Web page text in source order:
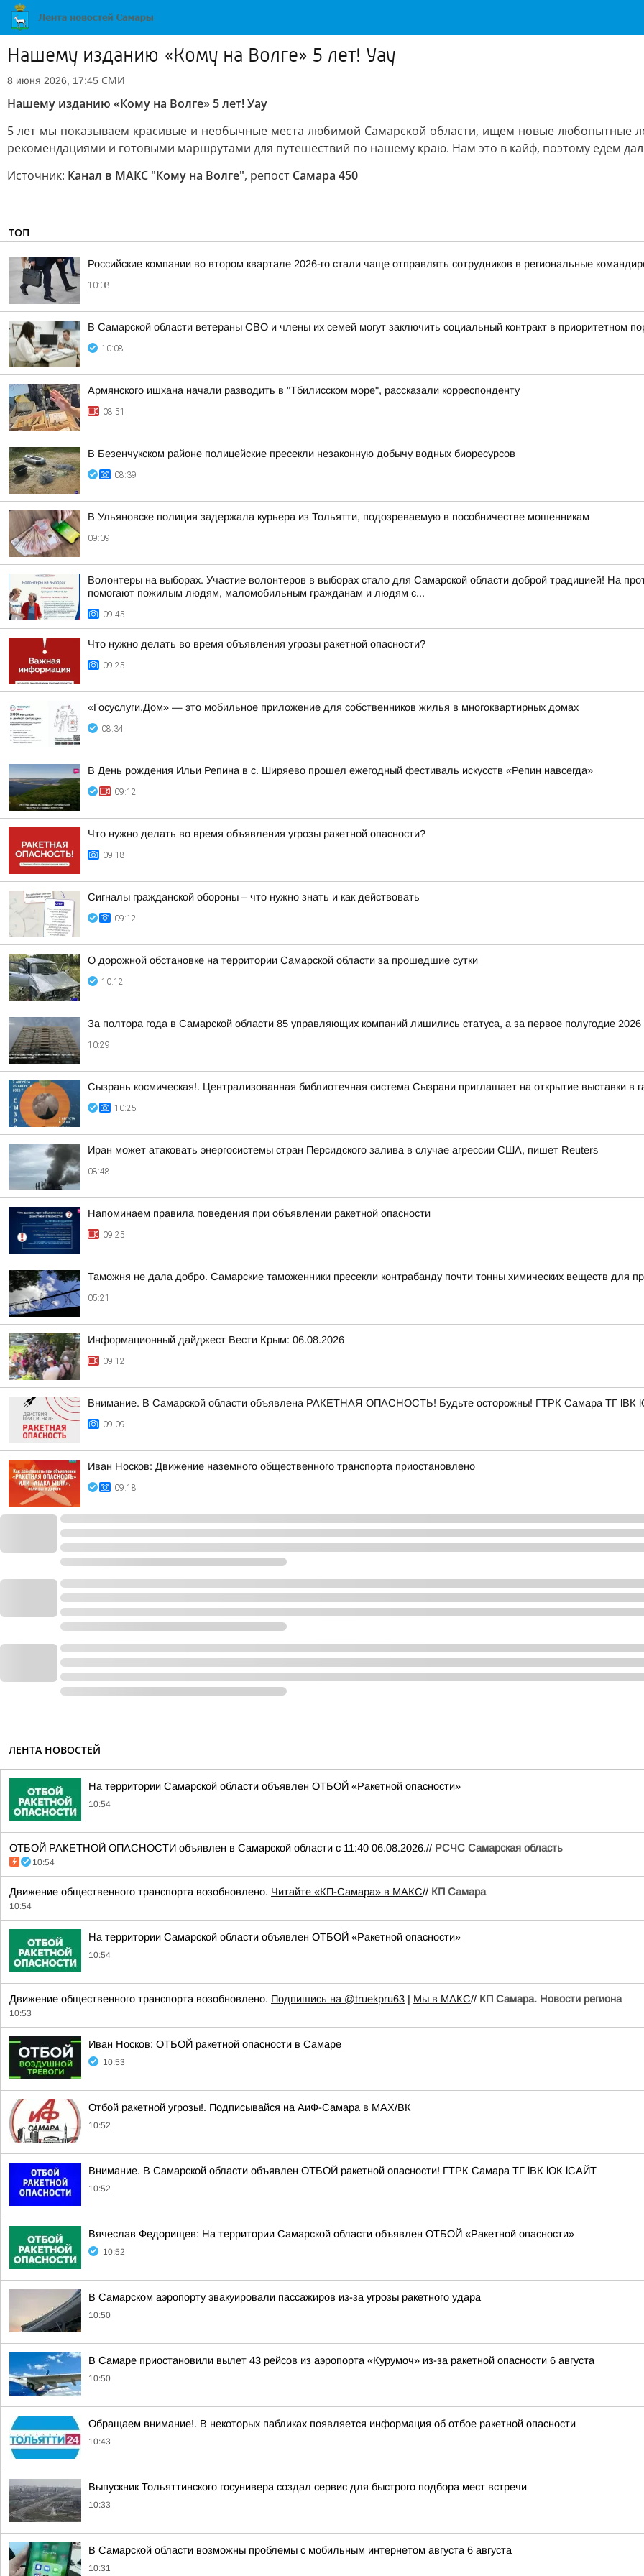
Нашему изданию «Кому на Волге» 5 лет! Уау
8 июня 2026, 17:45 СМИ
Нашему изданию «Кому на Волге» 5 лет! Уау
5 лет мы показываем красивые и необычные места любимой Самарской области, ищем новые любопытные
рекомендациями и готовыми маршрутами для путешествий по нашему краю. Нам это в кайф, поэтому едем
Источник: Канал в МАКС "Кому на Волге", репост Самара 450
ТОП
Российские компании во втором квартале 2026-го стали чаще отправлять сотрудников в региональные
10:08
В Самарской области ветераны СВО и члены их семей могут заключить социальный контракт в приоритетном
10:08
Армянского ишхана начали разводить в "Тбилисском море", рассказали корреспонденту
08:51
В Безенчукском районе полицейские пресекли незаконную добычу водных биоресурсов
08:39
В Ульяновске полиция задержала курьера из Тольятти, подозреваемую в пособничестве мошенникам
09:09
Волонтеры на выборах. Участие волонтеров в выборах стало для Самарской области доброй традицией! На
помогают пожилым людям, маломобильным гражданам и людям с...
09:45
Что нужно делать во время объявления угрозы ракетной опасности?
09:25
«Госуслуги.Дом» — это мобильное приложение для собственников жилья в многоквартирных домах
08:34
В День рождения Ильи Репина в с. Ширяево прошел ежегодный фестиваль искусств «Репин навсегда»
09:12
Что нужно делать во время объявления угрозы ракетной опасности?
09:18
Сигналы гражданской обороны – что нужно знать и как действовать
09:12
О дорожной обстановке на территории Самарской области за прошедшие сутки
10:12
За полтора года в Самарской области 85 управляющих компаний лишились статуса, а за первое полугодие
10:29
Сызрань космическая!. Централизованная библиотечная система Сызрани приглашает на открытие выставки в
10:25
Иран может атаковать энергосистемы стран Персидского залива в случае агрессии США, пишет Reuters
08:48
Напоминаем правила поведения при объявлении ракетной опасности
09:25
Таможня не дала добро. Самарские таможенники пресекли контрабанду почти тонны химических веществ для
05:21
Информационный дайджест Вести Крым: 06.08.2026
09:12
Внимание. В Самарской области объявлена РАКЕТНАЯ ОПАСНОСТЬ! Будьте осторожны! ГТРК Самара ТГ lВК
09:09
Иван Носков: Движение наземного общественного транспорта приостановлено
09:18
ЛЕНТА НОВОСТЕЙ
На территории Самарской области объявлен ОТБОЙ «Ракетной опасности»
10:54
ОТБОЙ РАКЕТНОЙ ОПАСНОСТИ объявлен в Самарской области с 11:40 06.08.2026.// РСЧС Самарская область
10:54
Движение общественного транспорта возобновлено. Читайте «КП-Самара» в МАКС// КП Самара
10:54
На территории Самарской области объявлен ОТБОЙ «Ракетной опасности»
10:54
Движение общественного транспорта возобновлено. Подпишись на @truekpru63 | Мы в МАКС// КП Самара. Новости региона
10:53
Иван Носков: ОТБОЙ ракетной опасности в Самаре
10:53
Отбой ракетной угрозы!. Подписывайся на АиФ-Самара в МАХ/ВК
10:52
Внимание. В Самарской области объявлен ОТБОЙ ракетной опасности! ГТРК Самара ТГ lВК lОК lСАЙТ
10:52
Вячеслав Федорищев: На территории Самарской области объявлен ОТБОЙ «Ракетной опасности»
10:52
В Самарском аэропорту эвакуировали пассажиров из-за угрозы ракетного удара
10:50
В Самаре приостановили вылет 43 рейсов из аэропорта «Курумоч» из-за ракетной опасности 6 августа
10:50
Обращаем внимание!. В некоторых пабликах появляется информация об отбое ракетной опасности
10:43
Выпускник Тольяттинского госунивера создал сервис для быстрого подбора мест встречи
10:33
В Самарской области возможны проблемы с мобильным интернетом августа 6 августа
10:31